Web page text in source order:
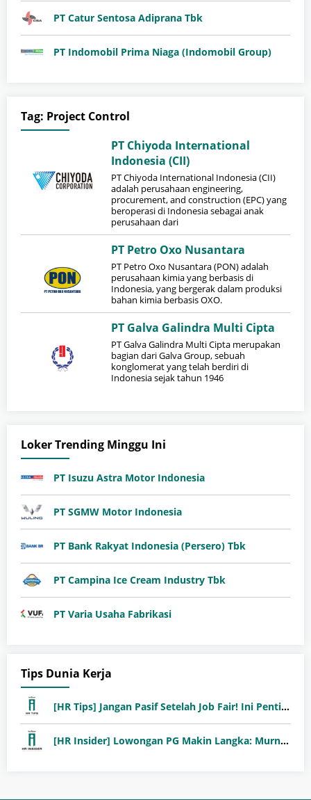
PT Catur Sentosa Adiprana Tbk
PT Indomobil Prima Niaga (Indomobil Group)
Tag: Project Control
PT Chiyoda International
Indonesia (CII)
​PT Chiyoda International Indonesia (CII)
adalah perusahaan engineering,
procurement, and construction (EPC) yang
beroperasi di Indonesia sebagai anak
perusahaan dari
PT Petro Oxo Nusantara
PT Petro Oxo Nusantara (PON) adalah
perusahaan kimia yang berbasis di
Indonesia, yang bergerak dalam produksi
bahan kimia berbasis OXO.
PT Galva Galindra Multi Cipta
PT Galva Galindra Multi Cipta merupakan
bagian dari Galva Group, sebuah
konglomerat yang telah berdiri di
Indonesia sejak tahun 1946
Loker Trending Minggu Ini
PT Isuzu Astra Motor Indonesia
PT SGMW Motor Indonesia
PT Bank Rakyat Indonesia (Persero) Tbk
PT Campina Ice Cream Industry Tbk
PT Varia Usaha Fabrikasi
Tips Dunia Kerja
[HR Tips] Jangan Pasif Setelah Job Fair! Ini Pentingnya Follow-Up Setelah Job Fair
[HR Insider] Lowongan PG Makin Langka: Murni Seleksi atau Jalur Orang Dalam?